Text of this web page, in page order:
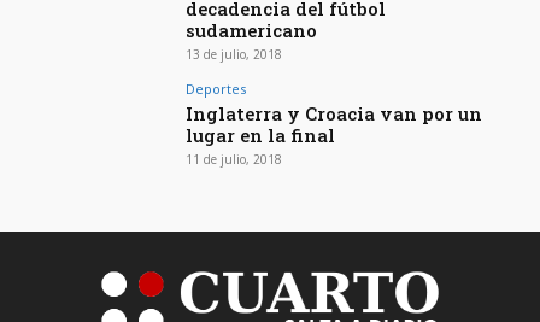
decadencia del fútbol
sudamericano
13 de julio, 2018
Deportes
Inglaterra y Croacia van por un
lugar en la final
11 de julio, 2018